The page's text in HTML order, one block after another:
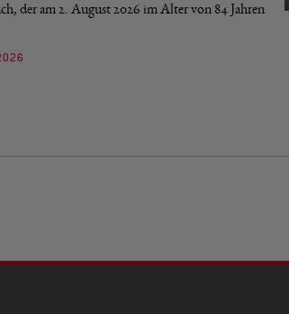
der am 2. August 2026 im Alter von 84 Jahren